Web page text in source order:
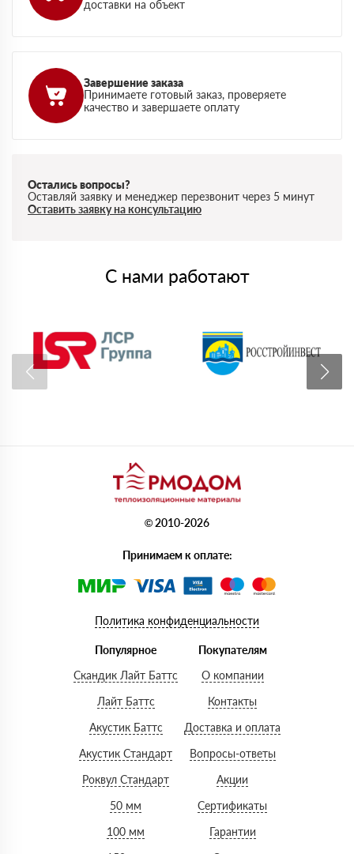
доставки на объект
Завершение заказа
Принимаете готовый заказ, проверяете
качество и завершаете оплату
Остались вопросы?
Оставляй заявку и менеджер перезвонит через 5 минут
Оставить заявку на консультацию
С нами работают
© 2010-2026
Принимаем к оплате:
Политика конфиденциальности
Популярное
Скандик Лайт Баттс
Лайт Баттс
Акустик Баттс
Акустик Стандарт
Роквул Стандарт
50 мм
100 мм
Покупателям
О компании
Контакты
Доставка и оплата
Вопросы-ответы
Акции
Сертификаты
Гарантии